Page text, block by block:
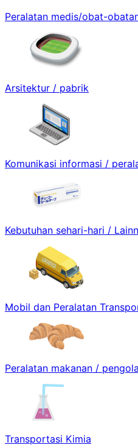
Peralatan medis/obat-
Arsitektur / pabrik
Komunikasi informasi /
Kebutuhan sehari-hari /
Mobil dan Peralatan
Peralatan makanan /
Transportasi Kimia